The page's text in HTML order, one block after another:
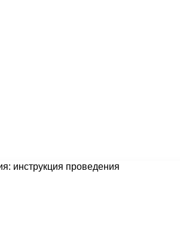
инструкция проведения